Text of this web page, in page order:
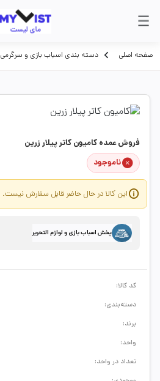
صفحه اصلی دسته بندی اسباب بازی و سرگرمی
فروش عمده کامیون کاتر پیلار زرین
ناموجود
این کالا در حال حاضر قابل سفارش نیست.
پخش اسباب بازی و لوازم التحریر
کد کالا:
دسته‌بندی:
برند:
واحد:
تعداد در واحد: